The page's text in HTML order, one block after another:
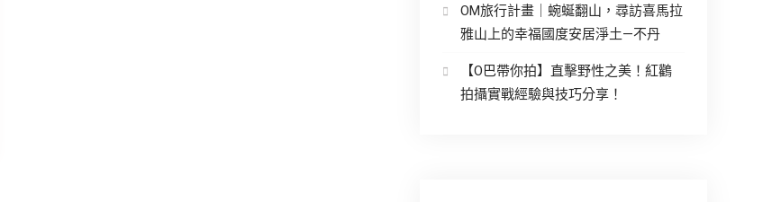
OM旅行計畫｜蜿蜒翻山，尋訪喜馬拉
雅山上的幸福國度安居淨土—不丹
【O巴帶你拍】直擊野性之美！紅鸛
拍攝實戰經驗與技巧分享！